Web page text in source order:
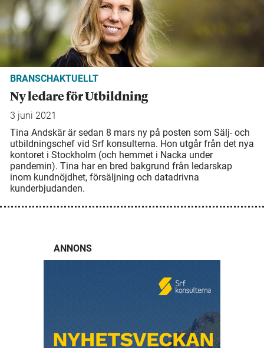
BRANSCHAKTUELLT
Ny ledare för Utbildning
3 juni 2021
Tina Andskär är sedan 8 mars ny på posten som Sälj- och
utbildningschef vid Srf konsulterna. Hon utgår från det nya
kontoret i Stockholm (och hemmet i Nacka under
pandemin). Tina har en bred bakgrund från ledarskap
inom kundnöjdhet, försäljning och datadrivna
kunderbjudanden.
ANNONS